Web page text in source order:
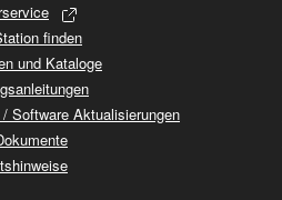
finden
und Kataloge
/ Software Aktualisierungen